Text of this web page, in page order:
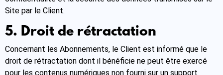
Site par le Client.
5. Droit de rétractation
Concernant les Abonnements, le Client est informé que le
droit de rétractation dont il bénéficie ne peut être exercé
pour les contenus numériques non fourni sur un support